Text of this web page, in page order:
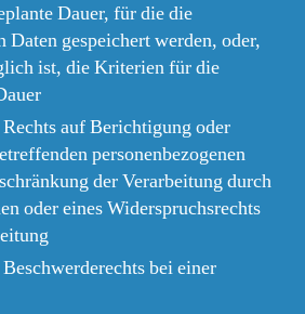
Dauer, für die die
Daten gespeichert werden, oder,
ist, die Kriterien für die
Rechts auf Berichtigung oder
personenbezogenen
der Verarbeitung durch
oder eines Widerspruchsrechts
bei einer